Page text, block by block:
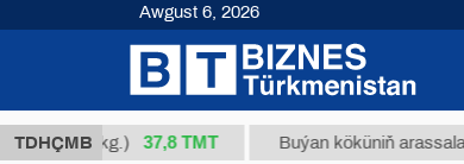
TDHÇMB
34/1 (kg.) 37,8 ТМТ Buýan köküniň
Awgust 6, 2026